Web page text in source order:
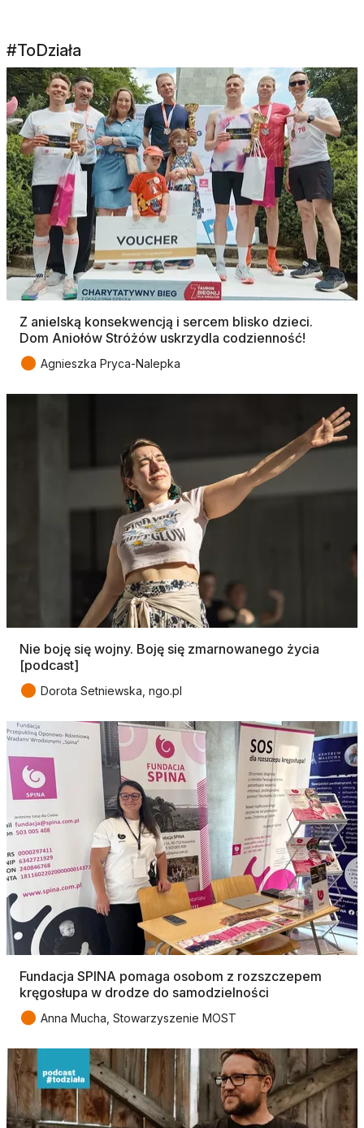
#ToDziała
Z anielską konsekwencją i sercem blisko dzieci.
Dom Aniołów Stróżów uskrzydla codzienność!
● Agnieszka Pryca-Nalepka
Nie boję się wojny. Boję się zmarnowanego życia
[podcast]
● Dorota Setniewska, ngo.pl
Fundacja SPINA pomaga osobom z rozszczepem
kręgosłupa w drodze do samodzielności
● Anna Mucha, Stowarzyszenie MOST